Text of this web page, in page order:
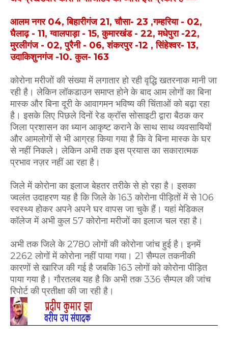
आलम नगर 04, बिहारीगंज 21, चौसा- 23 ,गम्हरिया - 02,
घैलाढ़ - 11, ग्वालपाड़ा - 15, कुमारखंड - 22, मधेपुरा -22,
मुरलीगंज - 02, पुरैनी - 06, शंकरपुर -12 , सिंहेश्वर- 13,
उदाकिशुनगंज -10. कुल- 163
कोरोना मरीजों की संख्या में लगातार हो रही वृद्धि खतरनाक मानी जा
रही है। लेकिन लॉकडाउन समाप्त होने के बाद आम लोगों का बिना
मास्क और बिना दूरी के आवागमन भविष्य की चिंताओं को बढ़ा रहा
है। इसके लिए पिछले दिनों रेड क्रॉस सोसाइटी द्वारा बैठक कर
जिला प्रशासन का ध्यान आकृष्ट कराने के साथ साथ व्यवसायियों
और आमलोगों से भी आग्रह किया गया है कि वे बिना मास्क के घर
से नहीं निकले। लेकिन अभी तक इस प्रयास का सकारात्मक
प्रभाव नज़र नहीं आ रहा है।
जिले में कोरोना का इलाज बेहतर तरीके से हो रहा है। इसका
ज्वलंत उदाहरण यह है कि जिले के 163 कोरोना पीड़ितों में से 106
स्वस्थ्य होकर अपने अपने घर वापस जा चुके हैं। यहां मेडिकल
कॉलेज में अभी कुल 57 कोरोना मरीजों का इलाज चल रहा है।
अभी तक जिले के 2780 लोगों की कोरोना जांच हुई है। इनमें
2262 लोगों में कोरोना नहीं पाया गया। 21 सैम्पल तकनीकी
कारणों से खारिज की गई है जबकि 163 लोगों को कोरोना पीड़ित
पाया गया है। गौरतलब यह है कि अभी तक 336 सैम्पल की जांच
रिपोर्ट की प्रतीक्षा की जा रही है।